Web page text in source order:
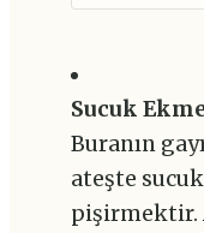
Sucuk
Buranın
ateşte
pişirmektir.